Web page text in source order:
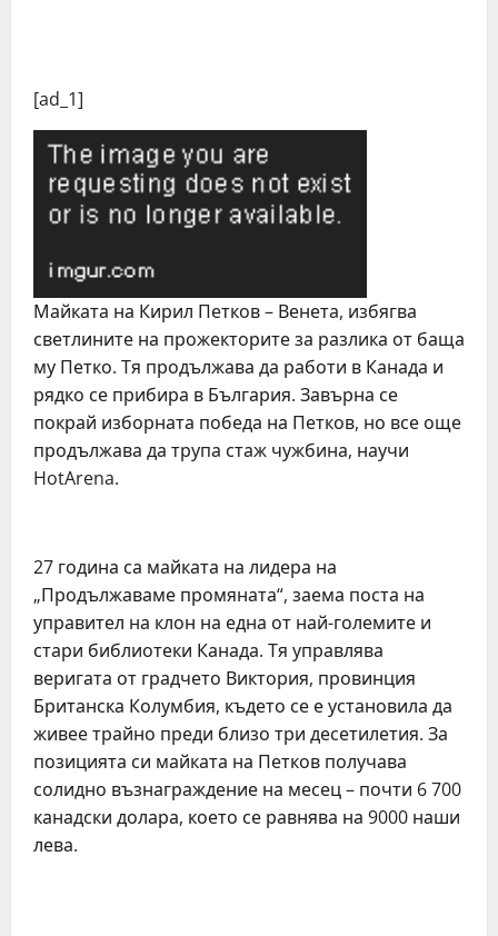
[ad_1]
Майката на Кирил Петков – Венета, избягва
светлините на прожекторите за разлика от баща
му Петко. Тя продължава да работи в Канада и
рядко се прибира в България. Завърна се
покрай изборната победа на Петков, но все още
продължава да трупа стаж чужбина, научи
HotArena.
27 година са майката на лидера на
„Продължаваме промяната“, заема поста на
управител на клон на една от най-големите и
стари библиотеки Канада. Тя управлява
веригата от градчето Виктория, провинция
Британска Колумбия, където се е установила да
живее трайно преди близо три десетилетия. За
позицията си майката на Петков получава
солидно възнаграждение на месец – почти 6 700
канадски долара, което се равнява на 9000 наши
лева.